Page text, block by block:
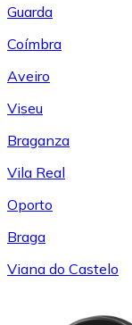
Guarda
Coímbra
Aveiro
Viseu
Braganza
Vila Real
Oporto
Braga
Viana do Castelo